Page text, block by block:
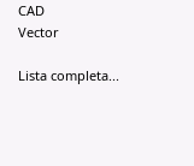
CAD
Vector
Lista completa...